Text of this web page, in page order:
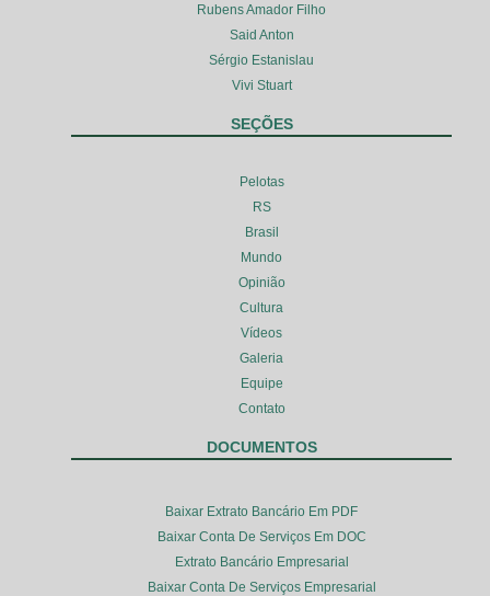
Rubens Amador Filho
Said Anton
Sérgio Estanislau
Vivi Stuart
SEÇÕES
Pelotas
RS
Brasil
Mundo
Opinião
Cultura
Vídeos
Galeria
Equipe
Contato
DOCUMENTOS
Baixar Extrato Bancário Em PDF
Baixar Conta De Serviços Em DOC
Extrato Bancário Empresarial
Baixar Conta De Serviços Empresarial